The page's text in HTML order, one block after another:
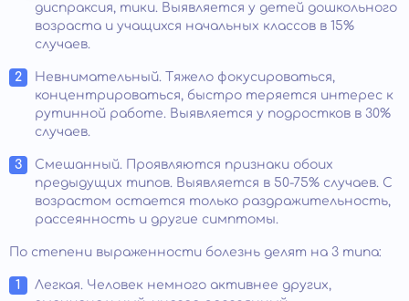
диспраксия, тики. Выявляется у детей дошкольного
возраста и учащихся начальных классов в 15%
случаев.
Невнимательный. Тяжело фокусироваться,
концентрироваться, быстро теряется интерес к
рутинной работе. Выявляется у подростков в 30%
случаев.
Смешанный. Проявляются признаки обоих
предыдущих типов. Выявляется в 50-75% случаев. С
возрастом остается только раздражительность,
рассеянность и другие симптомы.
По степени выраженности болезнь делят на 3 типа:
Легкая. Человек немного активнее других,